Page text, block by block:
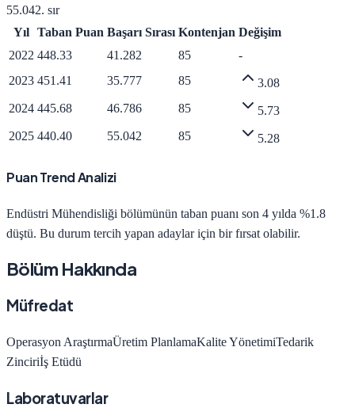
55.042. sır
Yıl Taban Puan Başarı Sırası Kontenjan Değişim
2022 448.33 41.282 85
-
2023 451.41 35.777 85
3.08
2024 445.68 46.786 85
5.73
2025 440.40 55.042 85 5.28
Puan Trend Analizi
Endüstri Mühendisliği bölümünün taban puanı son 4 yılda %1.8
düştü. Bu durum tercih yapan adaylar için bir fırsat olabilir.
Bölüm Hakkında
Müfredat
Operasyon AraştırmaÜretim PlanlamaKalite YönetimiTedarik
Zinciriİş Etüdü
Laboratuvarlar